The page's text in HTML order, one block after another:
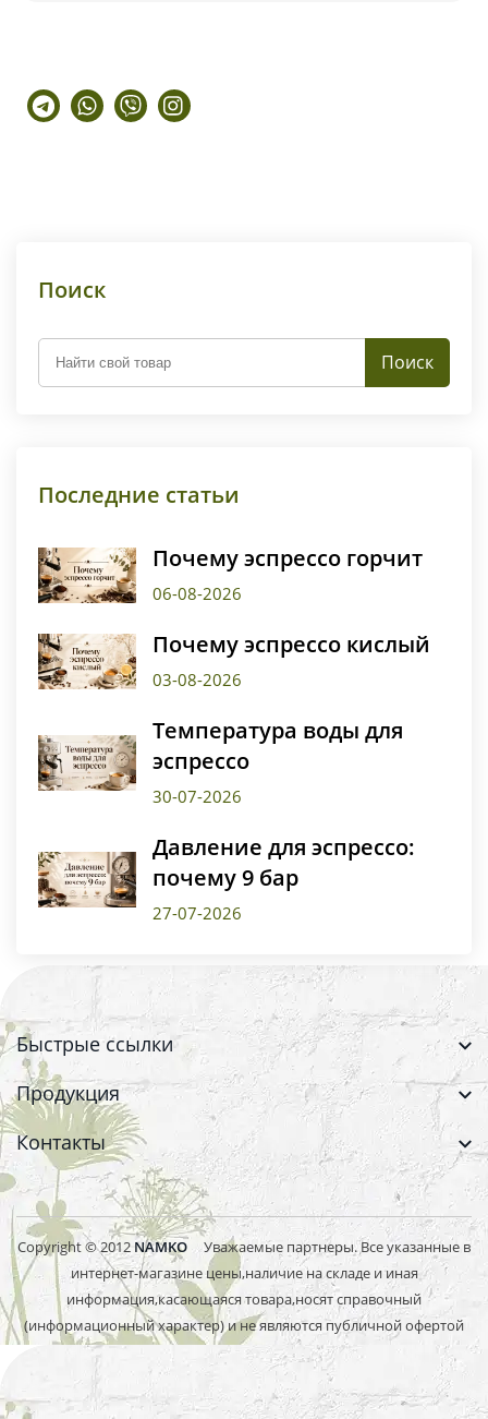
TelegramWhatsapp
Viber Instagram
Поиск
Поиск
Последние статьи
Почему эспрессо горчит
06-08-2026
Почему эспрессо кислый
03-08-2026
Температура воды для
эспрессо
30-07-2026
Давление для эспрессо:
почему 9 бар
27-07-2026
Быстрые ссылки
Продукция
Контакты
Copyright © 2012 NAMKO Уважаемые партнеры. Все указанные в
интернет-магазине цены,наличие на складе и иная
информация,касающаяся товара,носят справочный
(информационный характер) и не являются публичной офертой